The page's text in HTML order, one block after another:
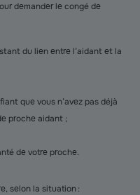
demander le congé de
du lien entre l’aidant et la
que vous n’avez pas déjà
proche aidant ;
de votre proche.
selon la situation :